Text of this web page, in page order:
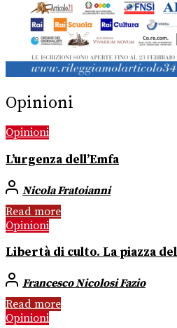
Opinioni
Opinioni
L’urgenza dell’Emfa
Nicola Fratoianni
Read more
Opinioni
Libertà di culto. La piazza
Francesco Nicolosi Fazio
Read more
Opinioni